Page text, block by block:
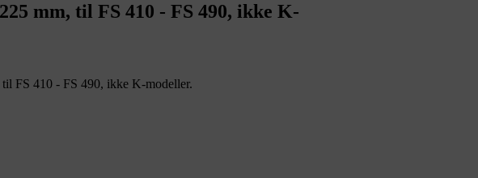
mm, til FS 410 - FS 490, ikke K-
FS 410 - FS 490, ikke K-modeller.